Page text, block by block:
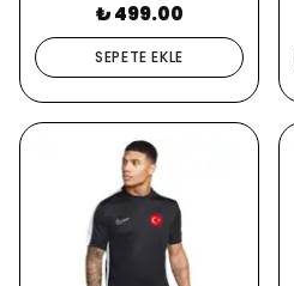
₺ 499.00
SEPETE EKLE